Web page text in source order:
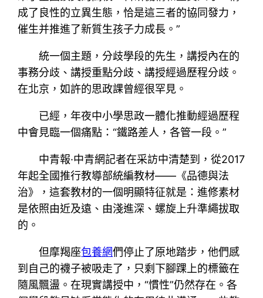
成了良性的立異生態，恰是這三者的協同發力，
催生并推進了新質生孩子力成長。”
統一個主題，分歧學段的先生，講授內在的
事務分歧、講授重點分歧、講授經過歷程分歧。
在北京，如許的思政課曾經很罕見。
已經，年夜中小學思政一體化推動經過歷程
中會見臨一個痛點：“鐵路差人，各管一段。”
中青報·中青網記者在采訪中清楚到，從2017
年起全國推行教導部統編教材——《品德與法
治》，這套教材的一個明顯特征就是：進修素材
是依照由近及遠、由淺進深、螺旋上升準繩拔取
的。
但摩羯座包養網們停止了原地踏步，他們感
到自己的襪子被吸走了，只剩下腳踝上的標籤在
隨風飄盪。在現實講授中，“慣性”仍然存在。各